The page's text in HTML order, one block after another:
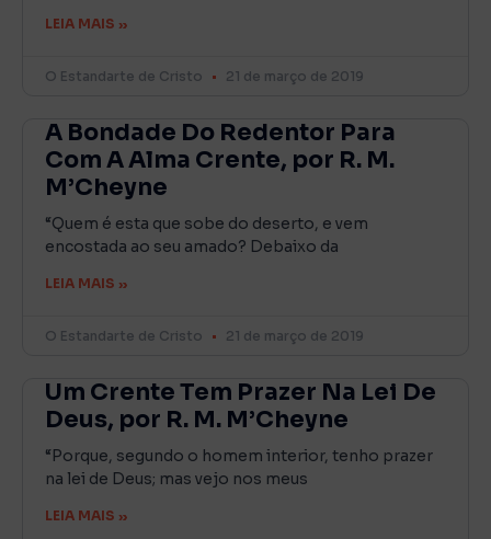
LEIA MAIS »
O Estandarte de Cristo 21 de março de 2019
A Bondade Do Redentor Para
Com A Alma Crente, por R. M.
M’Cheyne
“Quem é esta que sobe do deserto, e vem
encostada ao seu amado? Debaixo da
LEIA MAIS »
O Estandarte de Cristo 21 de março de 2019
Um Crente Tem Prazer Na Lei De
Deus, por R. M. M’Cheyne
“Porque, segundo o homem interior, tenho prazer
na lei de Deus; mas vejo nos meus
LEIA MAIS »